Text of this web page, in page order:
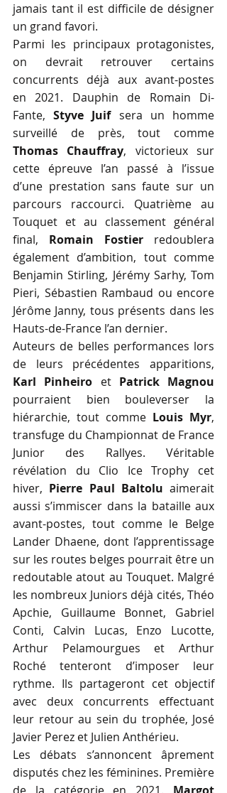
jamais tant il est difficile de désigner
un grand favori.
Parmi les principaux protagonistes,
on devrait retrouver certains
concurrents déjà aux avant-postes
en 2021. Dauphin de Romain Di-
Fante, Styve Juif sera un homme
Thomas Chauffray, victorieux sur
cette épreuve l’an passé à l’issue
d’une prestation sans faute sur un
parcours raccourci. Quatrième au
Touquet et au classement général
final, Romain Fostier redoublera
également d’ambition, tout comme
Benjamin Stirling, Jérémy Sarhy, Tom
Pieri, Sébastien Rambaud ou encore
Jérôme Janny, tous présents dans les
Hauts-de-France l’an dernier.
Auteurs de belles performances lors
Karl Pinheiro et Patrick Magnou
pourraient bien bouleverser la
hiérarchie, tout comme Louis Myr,
transfuge du Championnat de France
Junior des Rallyes. Véritable
révélation du Clio Ice Trophy cet
hiver, Pierre Paul Baltolu aimerait
aussi s’immiscer dans la bataille aux
avant-postes, tout comme le Belge
Lander Dhaene, dont l’apprentissage
sur les routes belges pourrait être un
redoutable atout au Touquet. Malgré
les nombreux Juniors déjà cités, Théo
Apchie, Guillaume Bonnet, Gabriel
Conti, Calvin Lucas, Enzo Lucotte,
Arthur Pelamourgues et Arthur
Roché tenteront d’imposer leur
rythme. Ils partageront cet objectif
avec deux concurrents effectuant
leur retour au sein du trophée, José
Javier Perez et Julien Anthérieu.
Les débats s’annoncent âprement
disputés chez les féminines. Première